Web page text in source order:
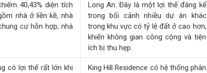
40,43% diện tích
nhà ở liền kề, nhà
cư hỗn hợp, nhà
Long An. Đây là một lợi thế đáng kể
trong bối cảnh nhiều dự án khác
trong khu vực có tỷ lệ đất ở cao hơn,
khiến không gian công cộng và tiện
ích bị thu hẹp.
có lợi thế rất lớn khi King Hill Residence có hệ thống phân